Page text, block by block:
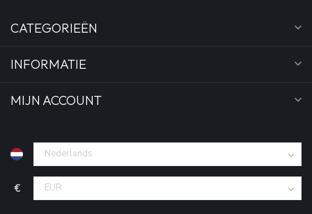
CATEGORIEËN
INFORMATIE
MIJN ACCOUNT
€